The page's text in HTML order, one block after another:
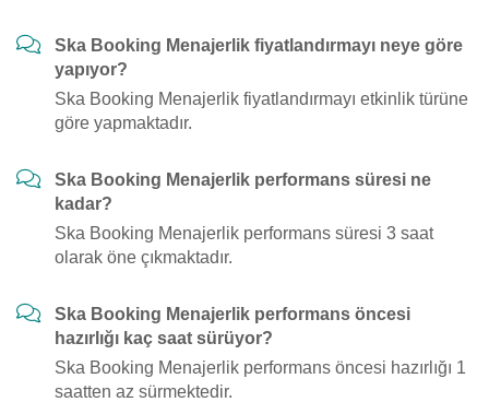
Ska Booking Menajerlik fiyatlandırmayı neye göre
yapıyor?
Ska Booking Menajerlik fiyatlandırmayı etkinlik türüne
göre yapmaktadır.
Ska Booking Menajerlik performans süresi ne
kadar?
Ska Booking Menajerlik performans süresi 3 saat
olarak öne çıkmaktadır.
Ska Booking Menajerlik performans öncesi
hazırlığı kaç saat sürüyor?
Ska Booking Menajerlik performans öncesi hazırlığı 1
saatten az sürmektedir.